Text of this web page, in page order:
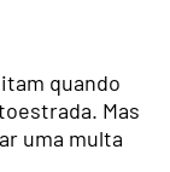
quando
Mas
uma multa